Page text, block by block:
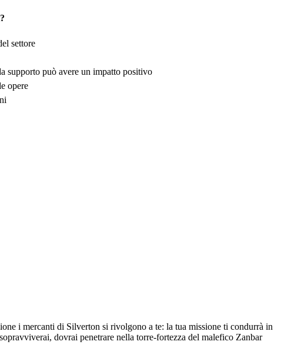
settore
supporto può avere un impatto positivo
opere
i mercanti di Silverton si rivolgono a te: la tua missione ti condurrà in
dovrai penetrare nella torre-fortezza del malefico Zanbar